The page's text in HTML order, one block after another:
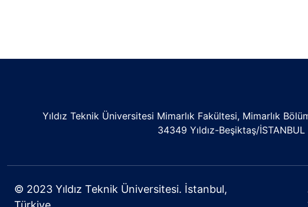
Yıldız Teknik Üniversitesi Mimarlık Fakültesi, Mimarlık
34349 Yıldız-Beşiktaş/İSTANBUL
© 2023 Yıldız Teknik Üniversitesi. İstanbul,